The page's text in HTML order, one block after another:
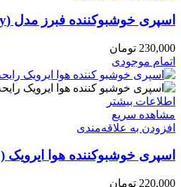
اسپری خوشبوکننده فبرز مدل (febreze fruity)300میل
230,000 تومان
اتمام موجودی
اطلاعات بیشتر
مشاهده سریع
افزودن به علاقه‌مندی
اسپری خوشبوکننده هوا ایرویک ( lavanta) 250میل
220,000 تومان